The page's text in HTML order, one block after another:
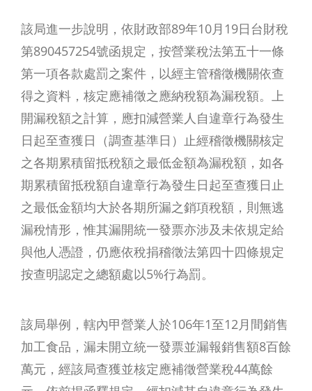
該局進一步說明，依財政部89年10月19日台財稅
第890457254號函規定，按營業稅法第五十一條
第一項各款處罰之案件，以經主管稽徵機關依查
得之資料，核定應補徵之應納稅額為漏稅額。上
開漏稅額之計算，應扣減營業人自違章行為發生
日起至查獲日（調查基準日）止經稽徵機關核定
之各期累積留抵稅額之最低金額為漏稅額，如各
期累積留抵稅額自違章行為發生日起至查獲日止
之最低金額均大於各期所漏之銷項稅額，則無逃
漏稅情形，惟其漏開統一發票亦涉及未依規定給
與他人憑證，仍應依稅捐稽徵法第四十四條規定
按查明認定之總額處以5%行為罰。
該局舉例，轄內甲營業人於106年1至12月間銷售
加工食品，漏未開立統一發票並漏報銷售額8百餘
萬元，經該局查獲並核定應補徵營業稅44萬餘